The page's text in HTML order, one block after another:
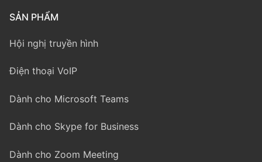
SẢN PHẨM
Hội nghị truyền hình
Điện thoại VoIP
Dành cho Microsoft Teams
Dành cho Skype for Business
Dành cho Zoom Meeting